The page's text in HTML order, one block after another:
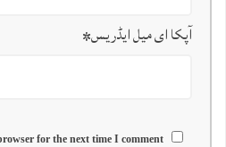
آپکا ای میل ایڈریس*
for the next time I comment.